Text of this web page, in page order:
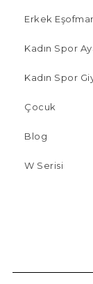
Erkek
Kadın Spor
Kadın Spor
Çocuk
Blog
W Serisi